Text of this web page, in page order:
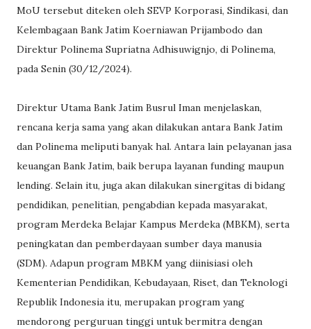
MoU tersebut diteken oleh SEVP Korporasi, Sindikasi, dan
Kelembagaan Bank Jatim Koerniawan Prijambodo dan
Direktur Polinema Supriatna Adhisuwignjo, di Polinema,
pada Senin (30/12/2024).
Direktur Utama Bank Jatim Busrul Iman menjelaskan,
rencana kerja sama yang akan dilakukan antara Bank Jatim
dan Polinema meliputi banyak hal. Antara lain pelayanan jasa
keuangan Bank Jatim, baik berupa layanan funding maupun
lending. Selain itu, juga akan dilakukan sinergitas di bidang
pendidikan, penelitian, pengabdian kepada masyarakat,
program Merdeka Belajar Kampus Merdeka (MBKM), serta
peningkatan dan pemberdayaan sumber daya manusia
(SDM). Adapun program MBKM yang diinisiasi oleh
Kementerian Pendidikan, Kebudayaan, Riset, dan Teknologi
Republik Indonesia itu, merupakan program yang
mendorong perguruan tinggi untuk bermitra dengan